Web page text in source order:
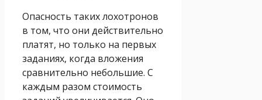
Опасность таких лохотронов
в том, что они действительно
платят, но только на первых
заданиях, когда вложения
сравнительно небольшие. С
каждым разом стоимость